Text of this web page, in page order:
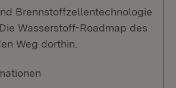
Brennstoffzellentechnologie
Wasserstoff-Roadmap des
Weg dorthin.